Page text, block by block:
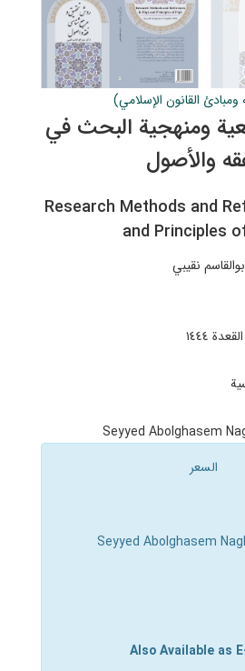
ومبادئ القانون الإسلامي)
ومنهجية البحث في
والأصول
Research Methods and
and Principles
نقيبي
Seyyed Abolghasem
السعر
Seyyed Abolghasem
Also Available as